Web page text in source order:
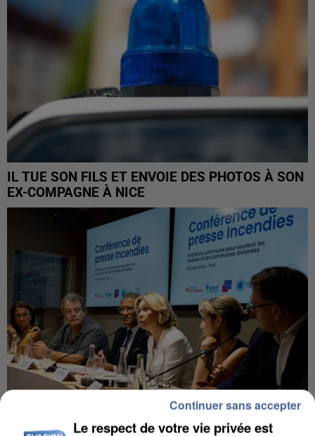
IL TUE SON FILS ET ENVOIE DES PHOTOS À SON
EX-COMPAGNE À NICE
Le respect de votre vie privée est
Continuer sans accepter